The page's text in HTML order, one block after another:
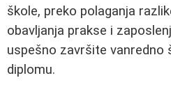
škole, preko polaganja
obavljanja prakse i
uspešno završite vanredno
diplomu.